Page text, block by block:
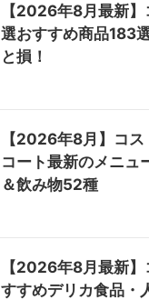
【2026年8月最新
選おすすめ商品183
と損！
【2026年8月】コ
コート最新のメニュ
＆飲み物52種
【2026年8月最新
すすめデリカ食品・